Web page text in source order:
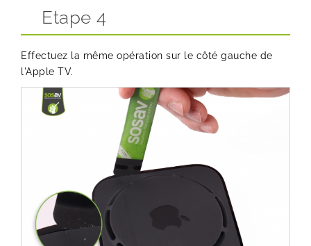
Etape 4
Effectuez la même opération sur le côté gauche de
l'Apple TV.